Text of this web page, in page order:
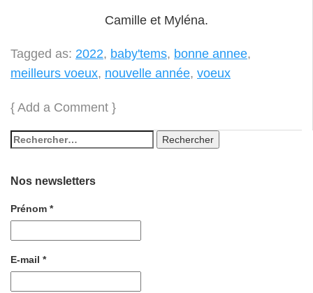
Camille et Myléna.
Tagged as: 2022, baby'tems, bonne annee,
meilleurs voeux, nouvelle année, voeux
{ Add a Comment }
Nos newsletters
Prénom *
E-mail *